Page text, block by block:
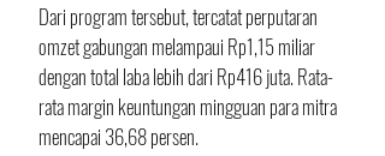
Dari program tersebut, tercatat perputaran
omzet gabungan melampaui Rp1,15 miliar
dengan total laba lebih dari Rp416 juta. Rata-
rata margin keuntungan mingguan para mitra
mencapai 36,68 persen.